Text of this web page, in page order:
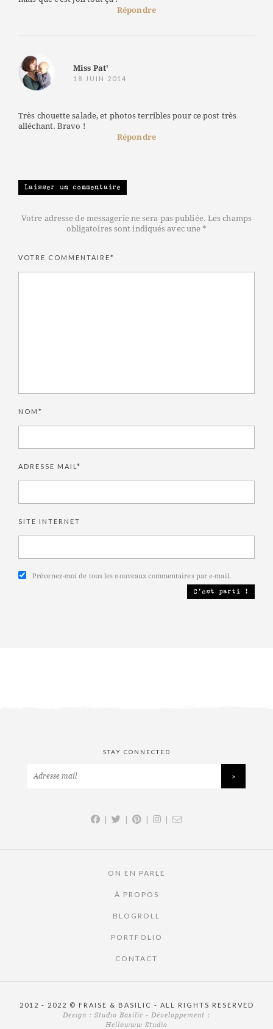
Répondre
Miss Pat'
18 JUIN 2014
Très chouette salade, et photos terribles pour ce post très
alléchant. Bravo !
Répondre
Laisser un commentaire
Votre adresse de messagerie ne sera pas publiée. Les champs
obligatoires sont indiqués avec une *
VOTRE COMMENTAIRE*
NOM*
ADRESSE MAIL*
SITE INTERNET
Prévenez-moi de tous les nouveaux commentaires par e-mail.
STAY CONNECTED
ON EN PARLE
À PROPOS
BLOGROLL
PORTFOLIO
CONTACT
2012 - 2022 © FRAISE & BASILIC - ALL RIGHTS RESERVED
Design : Studio Basilic - Développement :
Hellowww Studio